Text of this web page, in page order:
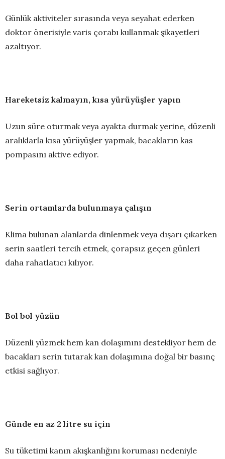
Günlük aktiviteler sırasında veya seyahat ederken
doktor önerisiyle varis çorabı kullanmak şikayetleri
azaltıyor.
Hareketsiz kalmayın, kısa yürüyüşler yapın
Uzun süre oturmak veya ayakta durmak yerine, düzenli
aralıklarla kısa yürüyüşler yapmak, bacakların kas
pompasını aktive ediyor.
Serin ortamlarda bulunmaya çalışın
Klima bulunan alanlarda dinlenmek veya dışarı çıkarken
serin saatleri tercih etmek, çorapsız geçen günleri
daha rahatlatıcı kılıyor.
Bol bol yüzün
Düzenli yüzmek hem kan dolaşımını destekliyor hem de
bacakları serin tutarak kan dolaşımına doğal bir basınç
etkisi sağlıyor.
Günde en az 2 litre su için
Su tüketimi kanın akışkanlığını koruması nedeniyle